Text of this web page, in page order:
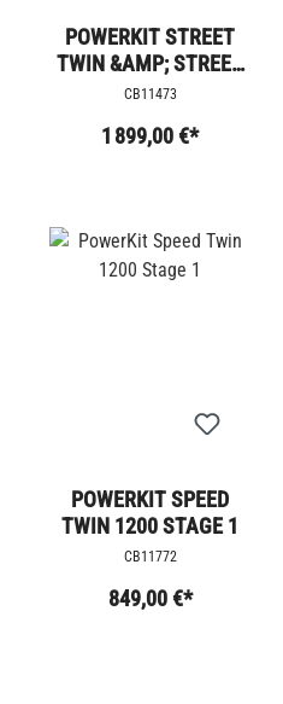
POWERKIT STREET
TWIN &AMP; STREET
CUP STAGE 4
CB11473
1 899,00 €*
POWERKIT SPEED
TWIN 1200 STAGE 1
CB11772
849,00 €*